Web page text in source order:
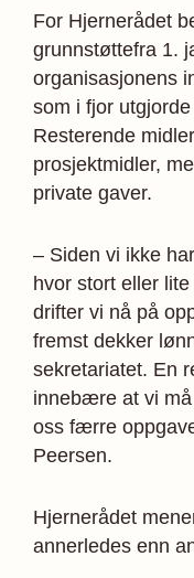
For Hjernerådet
grunnstøttefra 1.
organisasjonens
som i fjor
Resterende
prosjektmidler,
private gaver.
– Siden vi ikke
hvor stort eller
drifter vi nå på
fremst dekker
sekretariatet. En
innebære at vi
oss færre
Peersen.
Hjernerådet
annerledes enn